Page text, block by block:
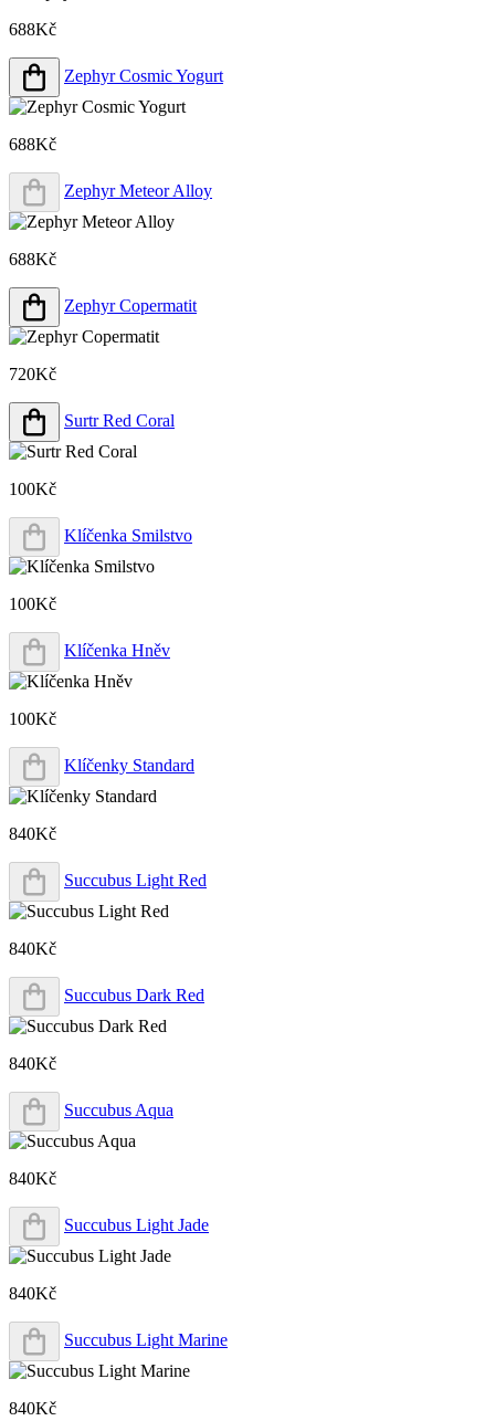
688Kč
Zephyr Cosmic Yogurt
688Kč
Zephyr Meteor Alloy
688Kč
Zephyr Copermatit
720Kč
Surtr Red Coral
100Kč
Klíčenka Smilstvo
100Kč
Klíčenka Hněv
100Kč
Klíčenky Standard
840Kč
Succubus Light Red
840Kč
Succubus Dark Red
840Kč
Succubus Aqua
840Kč
Succubus Light Jade
840Kč
Succubus Light Marine
840Kč